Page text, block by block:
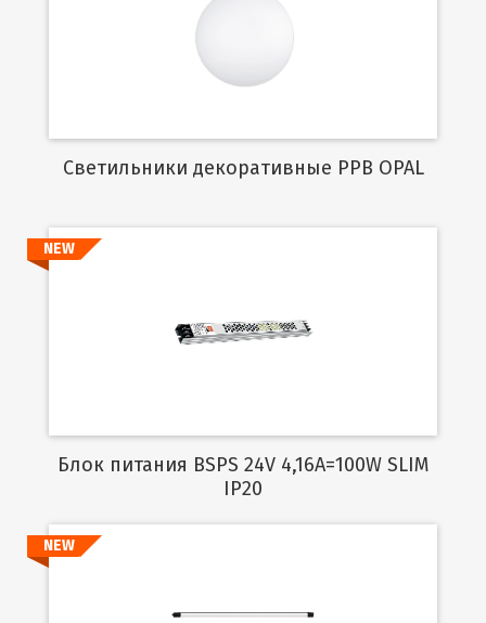
Cветильники декоративные PPB OPAL
Подробнее
NEW
Блок питания BSPS 24V 4,16A=100W SLIM
IP20
NEW